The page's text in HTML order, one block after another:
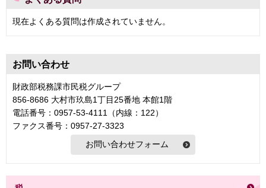
現在よくある質問は作成されていません。
お問い合わせ
財政部税務課市民税グループ
856-8686 大村市玖島1丁目25番地 本館1階
電話番号：0957-53-4111（内線：122）
ファクス番号：0957-27-3323